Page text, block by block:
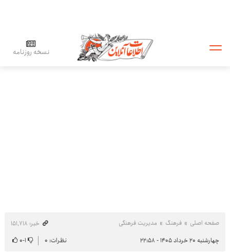
نسخه روزنامه
صفحه اصلی فرهنگ مدیریت فرهنگی
خبر: ۱۵۱٬۷۱۸
چهارشنبه ۲۰ خرداد ۱۴۰۵ - ۲۲:۵۸
نظرات: ۰ ۱-۰